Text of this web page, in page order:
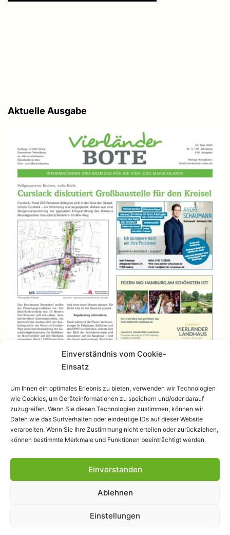
Einverständnis vom Cookie-
Einsatz
Um Ihnen ein optimales Erlebnis zu bieten, verwenden wir Technologien
wie Cookies, um Geräteinformationen zu speichern und/oder darauf
zuzugreifen. Wenn Sie diesen Technologien zustimmen, können wir
Daten wie das Surfverhalten oder eindeutige IDs auf dieser Website
verarbeiten. Wenn Sie Ihre Zustimmung nicht erteilen oder zurückziehen,
können bestimmte Merkmale und Funktionen beeinträchtigt werden.
Einverstanden
Ablehnen
Einstellungen
Aktuelle Ausgabe
Datenschutzerklärung
Stolz präsentiert vonWordPress